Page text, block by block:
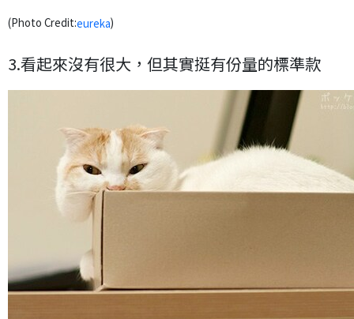
(Photo Credit:eureka)
3.看起來沒有很大，但其實挺有份量的標準款